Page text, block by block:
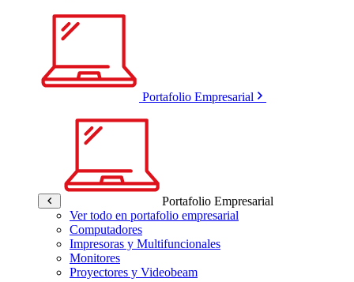
Portafolio Empresarial
Portafolio Empresarial
Ver todo en portafolio empresarial
Computadores
Impresoras y Multifuncionales
Monitores
Proyectores y Videobeam